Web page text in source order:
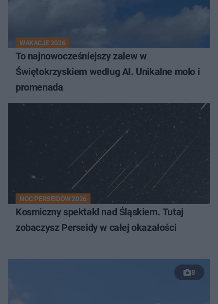
WAKACJE 2026
To najnowocześniejszy zalew w
Świętokrzyskiem według AI. Unikalne molo i
promenada
NOC PERSEIDÓW 2026
Kosmiczny spektakl nad Śląskiem. Tutaj
zobaczysz Perseidy w całej okazałości
8